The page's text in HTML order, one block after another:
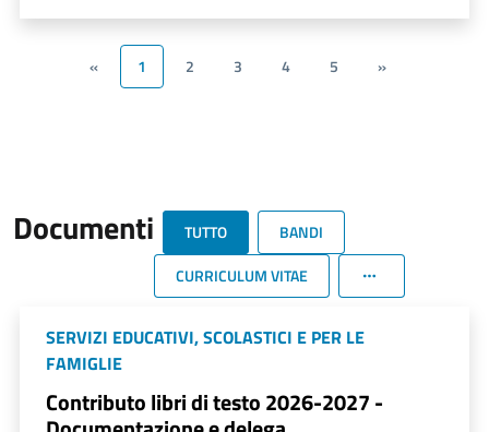
« 1 2 3 4 5 »
Documenti TUTTO
BANDI
CURRICULUM VITAE
SERVIZI EDUCATIVI, SCOLASTICI E PER LE
FAMIGLIE
Contributo libri di testo 2026-2027 -